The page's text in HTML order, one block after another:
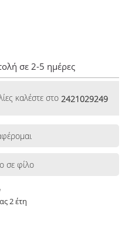
σε 2-5 ημέρες
καλέστε στο 2421029249
σε φίλο
2 έτη